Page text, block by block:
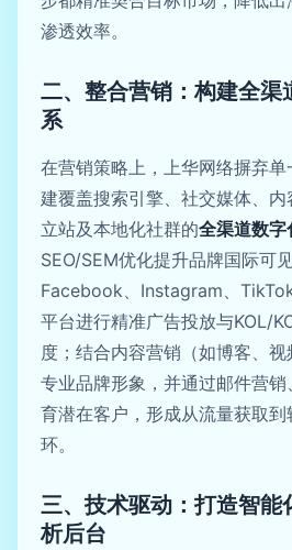
渗透效率。
二、整合营销：构建全渠
系
在营销策略上，上华网络摒弃
建覆盖搜索引擎、社交媒体、
立站及本地化社群的全渠道数字
SEO/SEM优化提升品牌国际可
Facebook、Instagram、
平台进行精准广告投放与KOL/
度；结合内容营销（如博客、
专业品牌形象，并通过邮件营
育潜在客户，形成从流量获取
环。
三、技术驱动：打造智能
析后台